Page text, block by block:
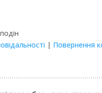
| Повернення